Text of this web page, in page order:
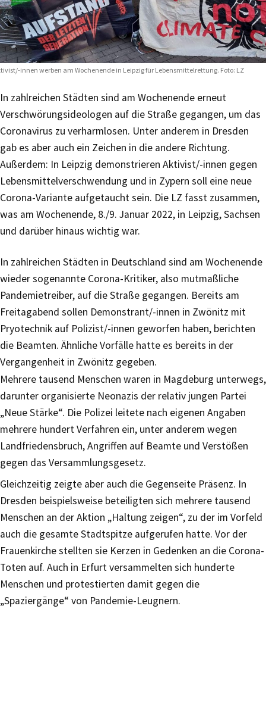
innen werben am Wochenende in Leipzig für Lebensmittelrettung. Foto: LZ
In zahlreichen Städten sind am Wochenende erneut
Verschwörungsideologen auf die Straße gegangen, um das
Coronavirus zu verharmlosen. Unter anderem in Dresden
gab es aber auch ein Zeichen in die andere Richtung.
Außerdem: In Leipzig demonstrieren Aktivist/-innen gegen
Lebensmittelverschwendung und in Zypern soll eine neue
Corona-Variante aufgetaucht sein. Die LZ fasst zusammen,
was am Wochenende, 8./9. Januar 2022, in Leipzig, Sachsen
und darüber hinaus wichtig war.
In zahlreichen Städten in Deutschland sind am Wochenende
wieder sogenannte Corona-Kritiker, also mutmaßliche
Pandemietreiber, auf die Straße gegangen. Bereits am
Freitagabend sollen Demonstrant/-innen in Zwönitz mit
Pryotechnik auf Polizist/-innen geworfen haben, berichten
die Beamten. Ähnliche Vorfälle hatte es bereits in der
Vergangenheit in Zwönitz gegeben.
Mehrere tausend Menschen waren in Magdeburg unterwegs,
darunter organisierte Neonazis der relativ jungen Partei
„Neue Stärke“. Die Polizei leitete nach eigenen Angaben
mehrere hundert Verfahren ein, unter anderem wegen
Landfriedensbruch, Angriffen auf Beamte und Verstößen
gegen das Versammlungsgesetz.
Gleichzeitig zeigte aber auch die Gegenseite Präsenz. In
Dresden beispielsweise beteiligten sich mehrere tausend
Menschen an der Aktion „Haltung zeigen“, zu der im Vorfeld
auch die gesamte Stadtspitze aufgerufen hatte. Vor der
Frauenkirche stellten sie Kerzen in Gedenken an die Corona-
Toten auf. Auch in Erfurt versammelten sich hunderte
Menschen und protestierten damit gegen die
„Spaziergänge“ von Pandemie-Leugnern.